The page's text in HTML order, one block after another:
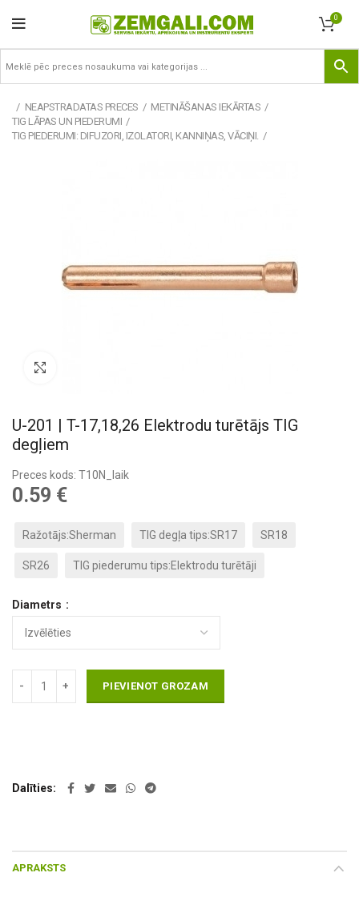
0
NEAPSTRADATAS PRECES
METINĀŠANAS IEKĀRTAS
TIG LĀPAS UN PIEDERUMI
TIG PIEDERUMI: DIFUZORI, IZOLATORI, KANNIŅAS, VĀCIŅI.
U-201 | T-17,18,26 Elektrodu turētājs TIG
degļiem
Preces kods: T10N_laik
0.59 €
Ražotājs:Sherman TIG degļa tips:SR17 SR18
SR26 TIG piederumu tips:Elektrodu turētāji
Diametrs
PIEVIENOT GROZAM
Dalīties
APRAKSTS